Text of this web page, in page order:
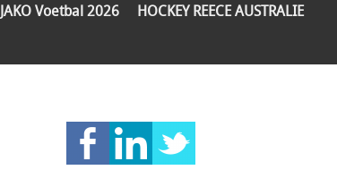
JAKO Voetbal 2026
HOCKEY REECE AUSTRALIE